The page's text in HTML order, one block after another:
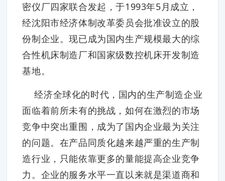
密仪厂四家联合发起，于1993年5月成立，
经沈阳市经济体制改革委员会批准设立的股
份制企业。现已成为国内生产规模最大的综
合性机床制造厂和国家级数控机床开发制造
基地。
经济全球化的时代，国内的生产制造企业
面临着前所未有的挑战，如何在激烈的市场
竞争中突出重围，成为了国内企业最为关注
的问题。在产品同质化越来越严重的生产制
造行业，只能依靠更多的量能提高企业竞争
力。企业的服务水平一直以来就是渠道商和